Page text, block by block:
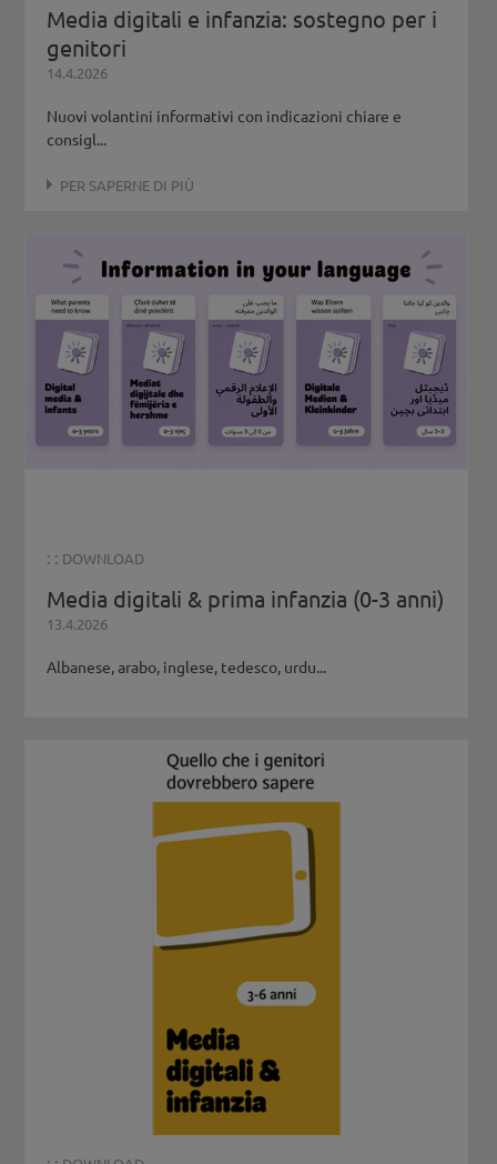
Media digitali e infanzia: sostegno per i
genitori
14.4.2026
Nuovi volantini informativi con indicazioni chiare e
consigl...
PER SAPERNE DI PIÙ
: : DOWNLOAD
Media digitali & prima infanzia (0-3 anni)
13.4.2026
Albanese, arabo, inglese, tedesco, urdu...